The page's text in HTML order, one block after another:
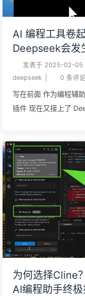
索。 用编程的方式做
接在 Builder 模式下，
个浓度问题的视频，
AI 编程工具卷
Deepseek会
发表于 2025-02-05
deepseek
0 条评论
写在前面 作为编程辅
插件 现在又接上了
https://
本。 安装以后，打开
装 marscode 插件 注意，要选择 marscode 官方的。 点击
“install“ 安装插件。
空白文件夹并打开 点
marscode 这个时候会
己常用的浏览器 登录，可以手机登录，也可以抖音登录登录以
后，会提示授权授权
就可以了。 运行看看
为何选择Cline
AI编程助手终